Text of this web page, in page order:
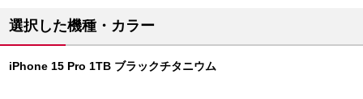
選択した機種・カラー
iPhone 15 Pro 1TB ブラックチタニウム